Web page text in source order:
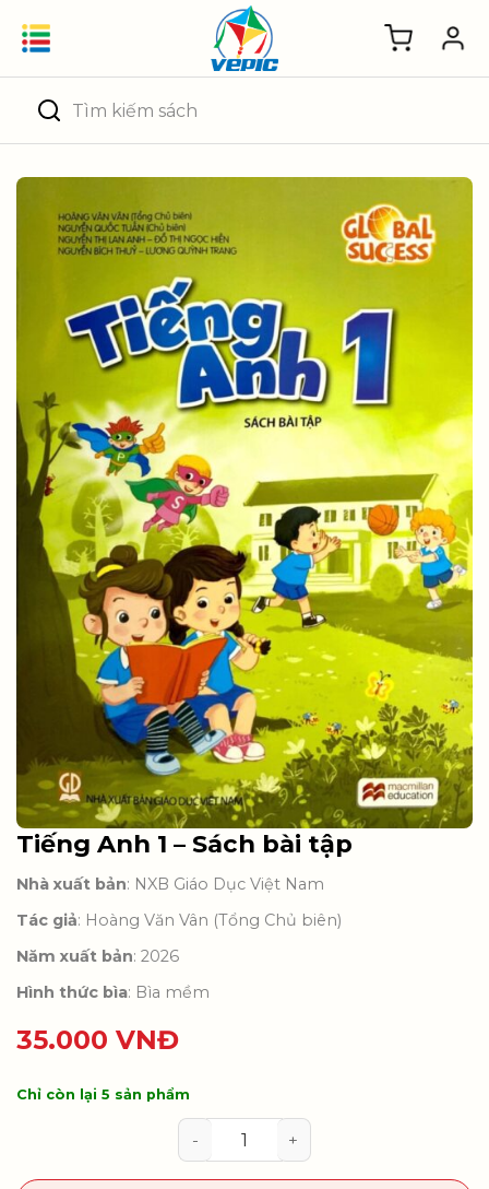
Tìm
kiếm:
Tiếng Anh 1 – Sách bài tập
Nhà xuất bản: NXB Giáo Dục Việt Nam
Tác giả: Hoàng Văn Vân (Tổng Chủ biên)
Năm xuất bản: 2026
Hình thức bìa: Bìa mềm
35.000 VNĐ
Chỉ còn lại 5 sản phẩm
Tiếng Anh 1 – Sách bài tập số